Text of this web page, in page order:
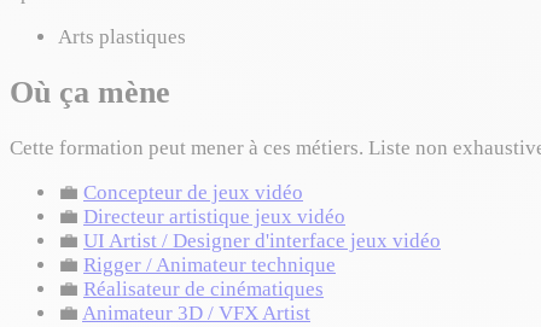
Arts plastiques
Où ça mène
Cette formation peut mener à ces métiers. Liste non
💼 Concepteur de jeux vidéo
💼 Directeur artistique jeux vidéo
💼 UI Artist / Designer d'interface jeux vidéo
💼 Rigger / Animateur technique
💼 Réalisateur de cinématiques
💼 Animateur 3D / VFX Artist